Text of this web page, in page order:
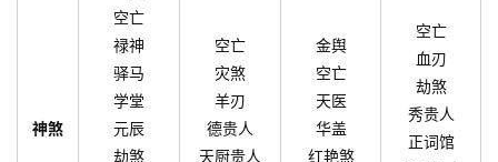
神煞
空亡
禄神
驿马
学堂
元辰
劫煞
空亡
灾煞
羊刃
德贵人
天厨贵人
金舆
空亡
天医
华盖
红艳煞
空亡
血刃
劫煞
秀贵人
正词馆